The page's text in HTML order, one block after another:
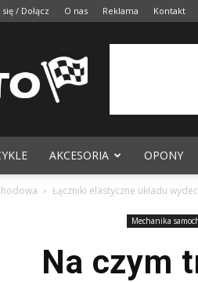
/ Dołącz O nas Reklama Kontakt
AKCESORIA OPONY
Łączniki elastyczne układu
Mechanika
Na czym